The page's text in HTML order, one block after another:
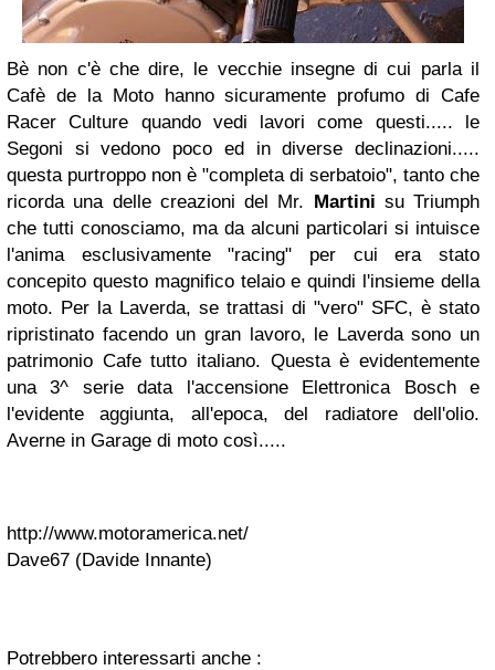
Bè non c'è che dire, le vecchie insegne di cui parla il
Cafè de la Moto hanno sicuramente profumo di Cafe
Racer Culture quando vedi lavori come questi..... le
Segoni si vedono poco ed in diverse declinazioni.....
questa purtroppo non è "completa di serbatoio", tanto che
ricorda una delle creazioni del Mr. Martini su Triumph
che tutti conosciamo, ma da alcuni particolari si intuisce
l'anima esclusivamente "racing" per cui era stato
concepito questo magnifico telaio e quindi l'insieme della
moto. Per la Laverda, se trattasi di "vero" SFC, è stato
ripristinato facendo un gran lavoro, le Laverda sono un
patrimonio Cafe tutto italiano. Questa è evidentemente
una 3^ serie data l'accensione Elettronica Bosch e
l'evidente aggiunta, all'epoca, del radiatore dell'olio.
Averne in Garage di moto così.....
http://www.motoramerica.net/
Dave67 (Davide Innante)
Potrebbero interessarti anche :